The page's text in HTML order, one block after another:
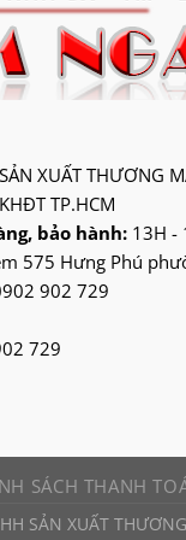
XUẤT THƯƠNG
TP.HCM
bảo hành:13H -
575 Hưng Phú
902 729
729
SÁCH THANH
SẢN XUẤT